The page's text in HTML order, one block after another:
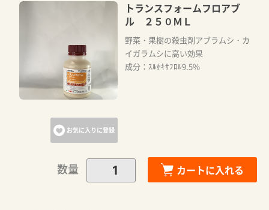
お気に入りに登録
トランスフォームフロアブ
ル ２５０ＭＬ
野菜・果樹の殺虫剤アブラムシ・カ
イガラムシに高い効果
成分：ｽﾙﾎｷｻﾌﾛﾙ9.5%
数量 カートに入れる